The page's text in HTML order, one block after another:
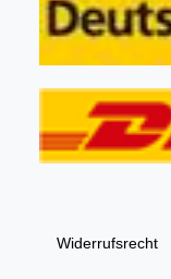
Widerrufs­recht